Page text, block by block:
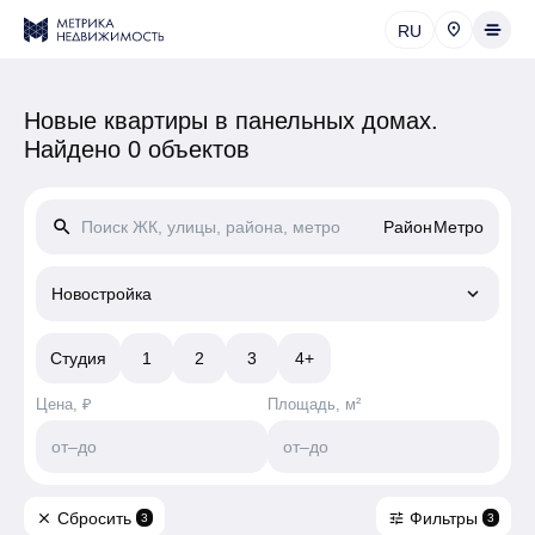
RU
Новые квартиры в панельных домах.
Найдено 0 объектов
search РайонМетро
Новостройка keyboard_arrow_down
Студия 1 2 3 4+
Цена, ₽
от–до
Площадь, м²
от–до
close Сбросить 3 tune Фильтры 3